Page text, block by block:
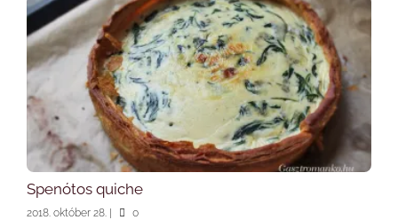
Spenótos quiche
2018. október 28. | 0